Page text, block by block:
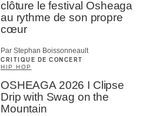
clôture le festival Osheaga
au rythme de son propre
cœur
Par Stephan Boissonneault
CRITIQUE DE CONCERT
HIP HOP
OSHEAGA 2026 I Clipse
Drip with Swag on the
Mountain